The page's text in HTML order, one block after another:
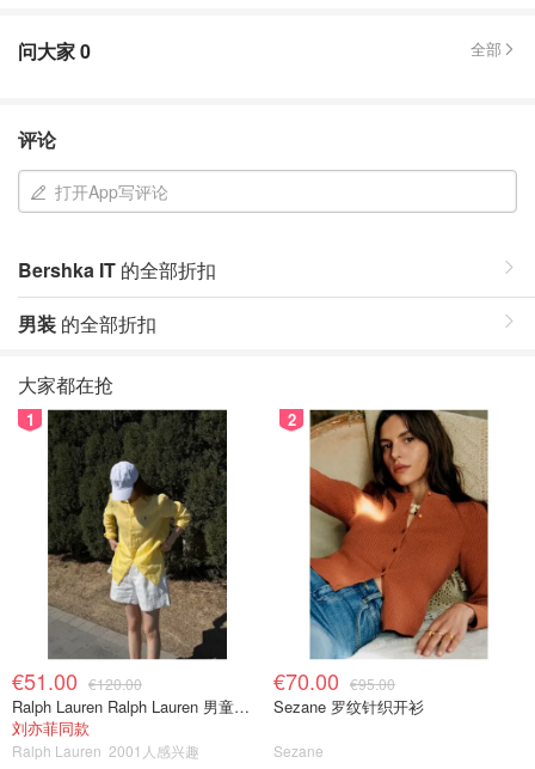
问大家0 全部
评论
打开App写评论
Bershka IT 的全部折扣
男装 的全部折扣
大家都在抢
1
€51.00 €120.00
Ralph Lauren Ralph Lauren 男童亚麻衬衫
刘亦菲同款
Ralph Lauren 2001人感兴趣
2
€70.00 €95.00
Sezane 罗纹针织开衫
Sezane